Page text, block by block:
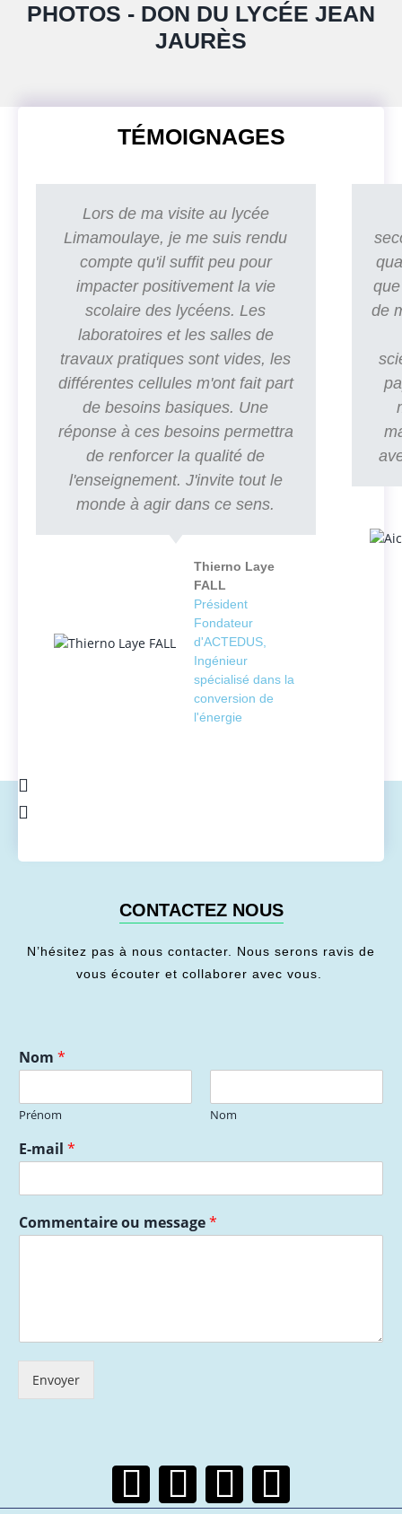
PHOTOS - DON DU LYCÉE JEAN
JAURÈS
TÉMOIGNAGES
Lors de ma visite au lycée
Limamoulaye, je me suis rendu
compte qu'il suffit peu pour
impacter positivement la vie
scolaire des lycéens. Les
laboratoires et les salles de
travaux pratiques sont vides, les
différentes cellules m'ont fait part
de besoins basiques. Une
réponse à ces besoins permettra
de renforcer la qualité de
l'enseignement. J'invite tout le
monde à agir dans ce sens.
Thierno Laye
FALL
Président
Fondateur
d'ACTEDUS,
Ingénieur
spécialisé dans la
conversion de
l'énergie
de
CONTACTEZ NOUS
N’hésitez pas à nous contacter. Nous serons ravis de
vous écouter et collaborer avec vous.
Nom *
Prénom Nom
E-mail *
Commentaire ou message*
Envoyer